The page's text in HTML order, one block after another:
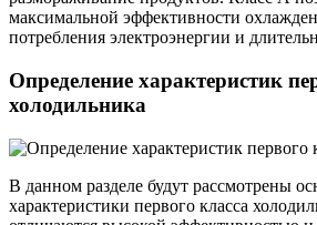
максимальной эффективности
потребления электроэнергии и
Определение характеристик
холодильника
В данном разделе будут рассмотрены
характеристики первого класса